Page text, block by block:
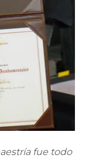
fue todo